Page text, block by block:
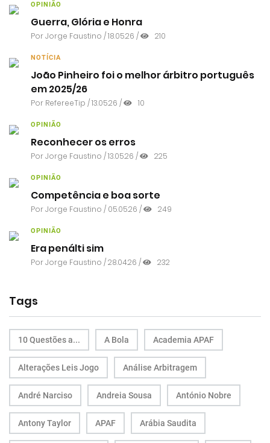
OPINIÃO
Guerra, Glória e Honra
PorJorge Faustino / 18.05.26 / 210
NOTÍCIA
João Pinheiro foi o melhor árbitro português
em 2025/26
Por RefereeTip / 13.05.26 / 10
OPINIÃO
Reconhecer os erros
PorJorge Faustino / 13.05.26 / 225
OPINIÃO
Competência e boa sorte
PorJorge Faustino / 05.05.26 / 249
OPINIÃO
Era penálti sim
PorJorge Faustino / 28.04.26 / 232
Tags
10 Questões a... A Bola Academia APAF
Alterações Leis Jogo Análise Arbitragem
André Narciso Andreia Sousa António Nobre
Antony Taylor APAF Arábia Saudita